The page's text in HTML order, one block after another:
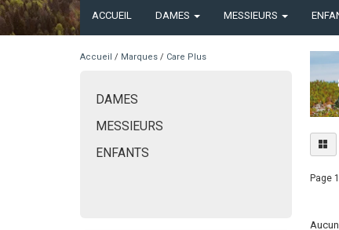
ACCUEIL DAMES MESSIEURS
Accueil / Marques / Care Plus
DAMES
MESSIEURS
ENFANTS
Page